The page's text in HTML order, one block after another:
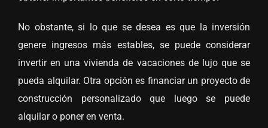
No obstante, si lo que se desea es que la inversión
genere ingresos más estables, se puede considerar
invertir en una vivienda de vacaciones de lujo que se
pueda alquilar. Otra opción es financiar un proyecto de
construcción personalizado que luego se puede
alquilar o poner en venta.